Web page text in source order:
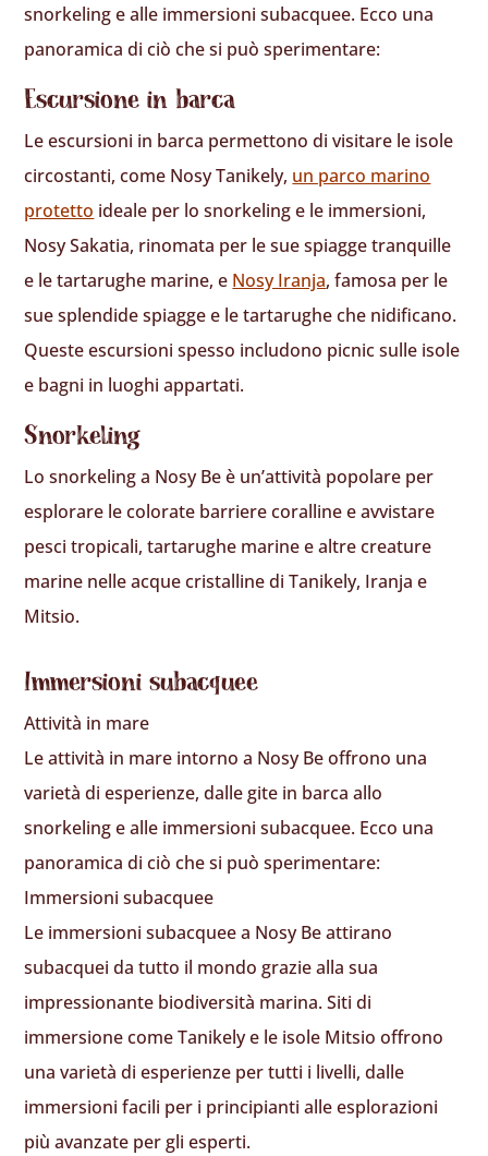
snorkeling e alle immersioni subacquee. Ecco una
panoramica di ciò che si può sperimentare:
Escursione in barca
Le escursioni in barca permettono di visitare le isole
circostanti, come Nosy Tanikely, un parco marino
protetto ideale per lo snorkeling e le immersioni,
Nosy Sakatia, rinomata per le sue spiagge tranquille
e le tartarughe marine, e Nosy Iranja, famosa per le
sue splendide spiagge e le tartarughe che nidificano.
Queste escursioni spesso includono picnic sulle isole
e bagni in luoghi appartati.
Snorkeling
Lo snorkeling a Nosy Be è un’attività popolare per
esplorare le colorate barriere coralline e avvistare
pesci tropicali, tartarughe marine e altre creature
marine nelle acque cristalline di Tanikely, Iranja e
Mitsio.
Immersioni subacquee
Attività in mare
Le attività in mare intorno a Nosy Be offrono una
varietà di esperienze, dalle gite in barca allo
snorkeling e alle immersioni subacquee. Ecco una
panoramica di ciò che si può sperimentare:
Immersioni subacquee
Le immersioni subacquee a Nosy Be attirano
subacquei da tutto il mondo grazie alla sua
impressionante biodiversità marina. Siti di
immersione come Tanikely e le isole Mitsio offrono
una varietà di esperienze per tutti i livelli, dalle
immersioni facili per i principianti alle esplorazioni
più avanzate per gli esperti.